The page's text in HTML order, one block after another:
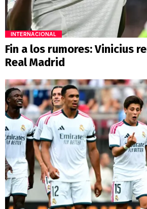
INTERNACIONAL
Fin a los rumores: Vinicius
Real Madrid